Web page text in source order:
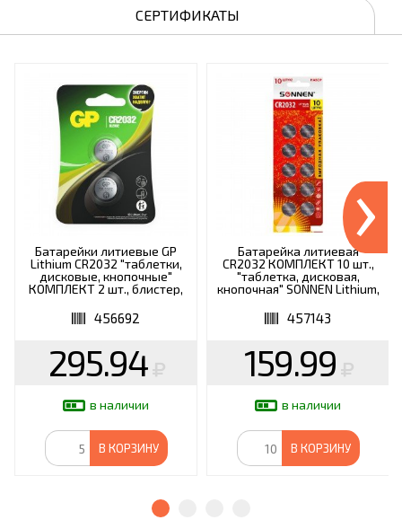
СЕРТИФИКАТЫ
Батарейки литиевые GP
Lithium CR2032 "таблетки,
дисковые, кнопочные"
КОМПЛЕКТ 2 шт., блистер,
456692
295.94
в наличии
В КОРЗИНУ
Батарейка литиевая
CR2032 КОМПЛЕКТ 10 шт.,
"таблетка, дисковая,
кнопочная" SONNEN Lithium,
457143
159.99
в наличии
В КОРЗИНУ
›